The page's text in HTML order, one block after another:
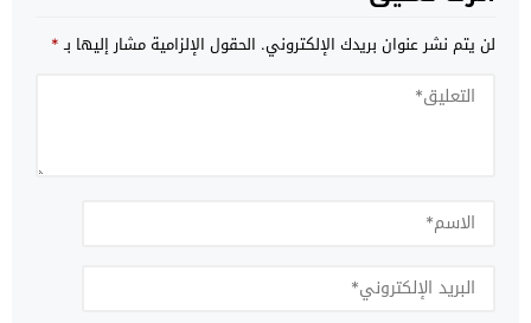
لن يتم نشر عنوان بريدك الإلكتروني. الحقول الإلزامية مشار إليها بـ*